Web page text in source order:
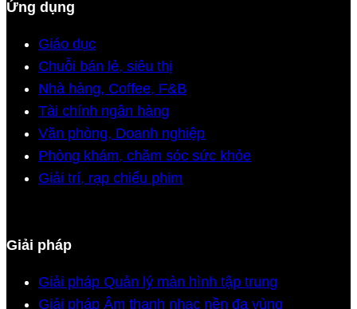
Ứng dụng
Giáo dục
Chuỗi bán lẻ, siêu thị
Nhà hàng, Coffee, F&B
Tài chính ngân hàng
Văn phòng, Doanh nghiệp
Phòng khám, chăm sóc sức khỏe
Giải trí, rạp chiếu phim
Giải pháp
Giải pháp Quản lý màn hình tập trung
Giải pháp Âm thanh nhạc nền đa vùng